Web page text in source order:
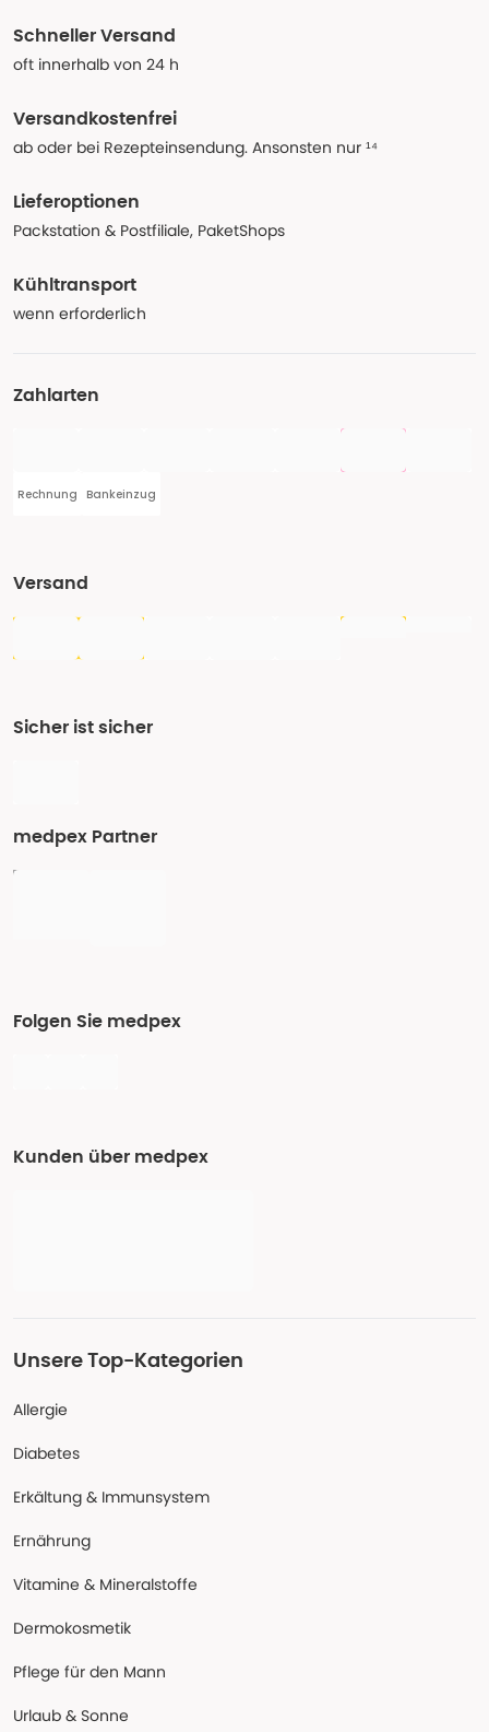
Schneller Versand
oft innerhalb von 24 h
Versandkostenfrei
ab oder bei Rezepteinsendung. Ansonsten nur ¹⁴
Lieferoptionen
Packstation & Postfiliale, PaketShops
Kühltransport
wenn erforderlich
Zahlarten
Rechnung Bankeinzug
Versand
Sicher ist sicher
medpex Partner
Folgen Sie medpex
Kunden über medpex
Unsere Top-Kategorien
Allergie
Diabetes
Erkältung & Immunsystem
Ernährung
Vitamine & Mineralstoffe
Dermokosmetik
Pflege für den Mann
Urlaub & Sonne